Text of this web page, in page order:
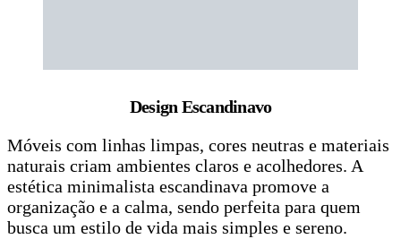
Design Escandinavo
Móveis com linhas limpas, cores neutras e materiais
naturais criam ambientes claros e acolhedores. A
estética minimalista escandinava promove a
organização e a calma, sendo perfeita para quem
busca um estilo de vida mais simples e sereno.